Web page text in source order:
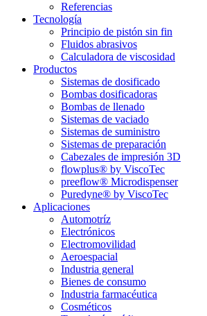
Referencias
Tecnología
Principio de pistón sin fin
Fluidos abrasivos
Calculadora de viscosidad
Productos
Sistemas de dosificado
Bombas dosificadoras
Bombas de llenado
Sistemas de vaciado
Sistemas de suministro
Sistemas de preparación
Cabezales de impresión 3D
flowplus® by ViscoTec
preeflow® Microdispenser
Puredyne® by ViscoTec
Aplicaciones
Automotríz
Electrónicos
Electromovilidad
Aeroespacial
Industria general
Bienes de consumo
Industria farmacéutica
Cosméticos